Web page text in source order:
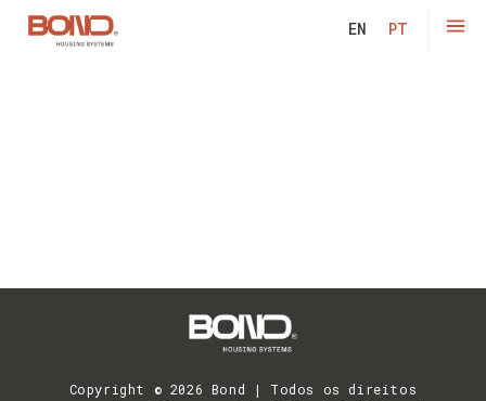
EN PT
Copyright © 2026 Bond | Todos os direitos